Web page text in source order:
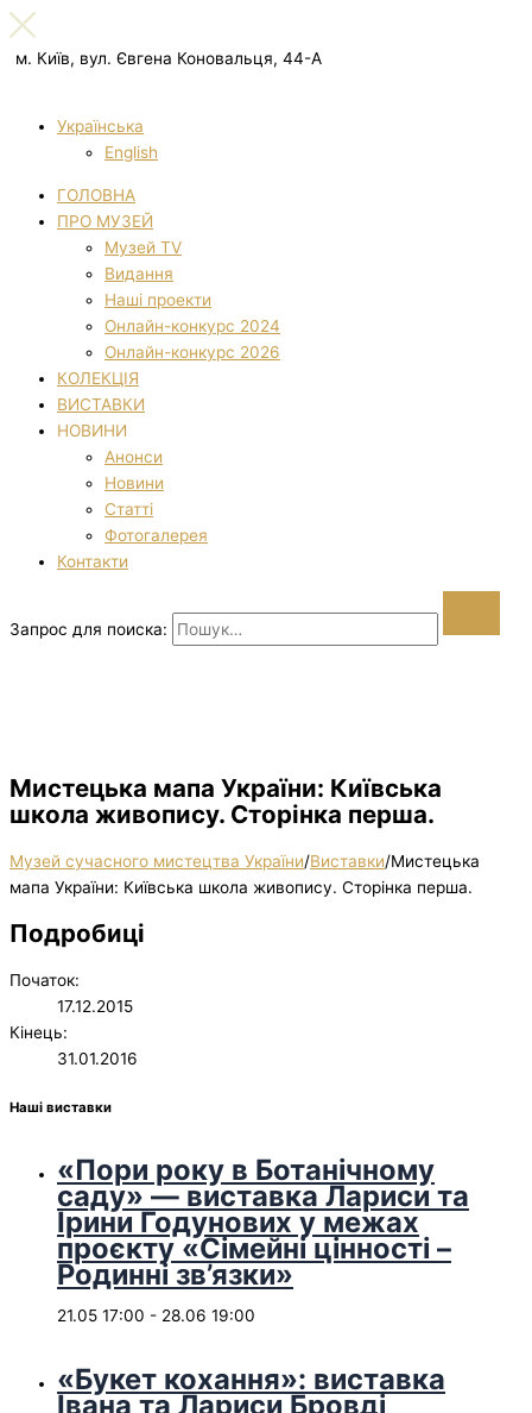
м. Київ, вул. Євгена Коновальця, 44-А
Українська
English
ГОЛОВНА
ПРО МУЗЕЙ
Музей TV
Видання
Наші проекти
Онлайн-конкурс 2024
Онлайн-конкурс 2026
КОЛЕКЦІЯ
ВИСТАВКИ
НОВИНИ
Анонси
Новини
Статті
Фотогалерея
Контакти
Запрос для поиска:
Мистецька мапа України: Київська
школа живопису. Сторінка перша.
Музей сучасного мистецтва України/Виставки/Мистецька
мапа України: Київська школа живопису. Сторінка перша.
Подробиці
Початок:
17.12.2015
Кінець:
31.01.2016
Наші виставки
«Пори року в Ботанічному
саду» — виставка Лариси та
Ірини Годунових у межах
проєкту «Сімейні цінності –
Родинні зв’язки»
21.05 17:00 - 28.06 19:00
«Букет кохання»: виставка
Івана та Лариси Бровді